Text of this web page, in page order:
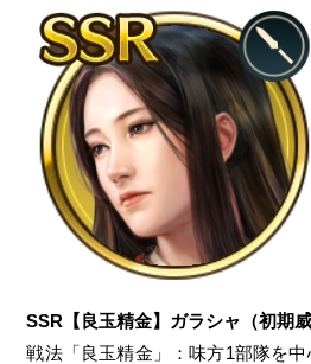
SSR【良玉精金】ガラシャ（初期威
戦法「良玉精金」：味方1部隊を